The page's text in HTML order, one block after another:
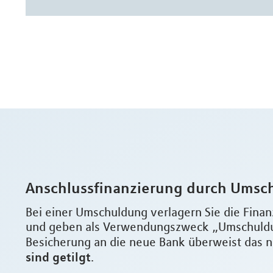
Anschlussfinanzierung durch
Bei einer Umschuldung verlagern Sie die
und geben als Verwendungszweck
Besicherung an die neue Bank überweist
sind getilgt.